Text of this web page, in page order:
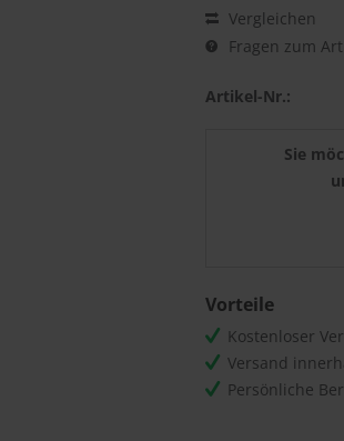
Vergleichen
Fragen zum
Artikel-Nr.:
Sie
Vorteile
Kostenloser
Versand
Persönliche